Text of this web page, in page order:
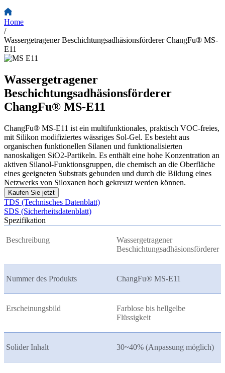
Home
/
Wassergetragener Beschichtungsadhäsionsförderer ChangFu® MS-
E11
Wassergetragener
Beschichtungsadhäsionsförderer
ChangFu® MS-E11
ChangFu® MS-E11 ist ein multifunktionales, praktisch VOC-freies,
mit Silikon modifiziertes wässriges Sol-Gel. Es besteht aus
organischen funktionellen Silanen und funktionalisierten
nanoskaligen SiO2-Partikeln. Es enthält eine hohe Konzentration an
aktiven Silanol-Funktionsgruppen, die chemisch an die Oberfläche
eines geeigneten Substrats gebunden und durch die Bildung eines
Netzwerks von Siloxanen hoch gekreuzt werden können.
Kaufen Sie jetzt
TDS (Technisches Datenblatt)
SDS (Sicherheitsdatenblatt)
Spezifikation
Beschreibung
Wassergetragener
Beschichtungsadhäsionsförderer
Nummer des Produkts ChangFu® MS-E11
Erscheinungsbild
Farblose bis hellgelbe
Flüssigkeit
Solider Inhalt 30~40% (Anpassung möglich)